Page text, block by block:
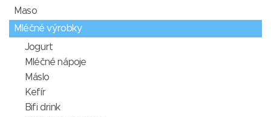
Maso
Mléčné výrobky
Jogurt
Mléčné nápoje
Máslo
Kefír
Bifi drink